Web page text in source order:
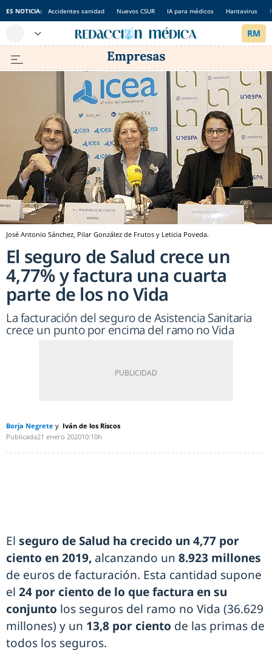
ES NOTICIA: Accidentes sanidad Nuevos CSUR IA para médicos Hantavirus
José Antonio Sánchez, Pilar González de Frutos y Leticia Poveda.
El seguro de Salud crece un
4,77% y factura una cuarta
parte de los no Vida
La facturación del seguro de Asistencia Sanitaria
crece un punto por encima del ramo no Vida
Borja Negrete
Iván de los Riscos
Publicada21 enero 202010:10h
El seguro de Salud ha crecido un 4,77 por
ciento en 2019, alcanzando un 8.923 millones
de euros de facturación. Esta cantidad supone
el 24 por ciento de lo que factura en su
conjunto los seguros del ramo no Vida (36.629
millones) y un 13,8 por ciento de las primas de
todos los seguros.